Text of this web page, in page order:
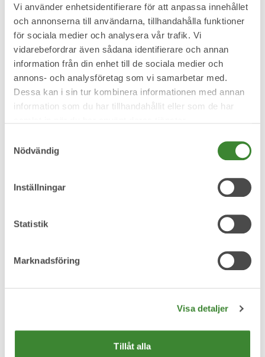
Vi använder enhetsidentifierare för att anpassa innehållet
och annonserna till användarna, tillhandahålla funktioner
för sociala medier och analysera vår trafik. Vi
vidarebefordrar även sådana identifierare och annan
information från din enhet till de sociala medier och
annons- och analysföretag som vi samarbetar med.
Dessa kan i sin tur kombinera informationen med annan
information som du har tillhandahållit eller som de har
Nödvändig
Inställningar
Statistik
Marknadsföring
Visa detaljer
Tillåt alla
Läkemedel
Löv och gräs